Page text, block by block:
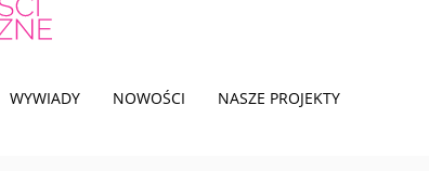
WYWIADY NOWOŚCI NASZE PROJEKTY